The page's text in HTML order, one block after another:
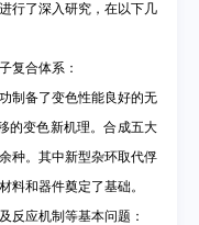
行了深入研究，在以下几
复合体系：
制备了变色性能良好的无
的变色新机理。合成五大
种。其中新型杂环取代俘
料和器件奠定了基础。
反应机制等基本问题：